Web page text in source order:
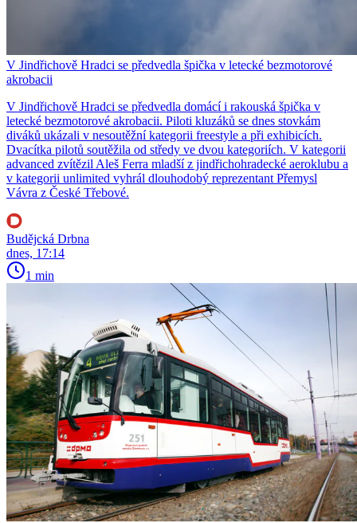
V Jindřichově Hradci se předvedla špička v letecké bezmotorové
akrobacii
V Jindřichově Hradci se předvedla domácí i rakouská špička v
letecké bezmotorové akrobacii. Piloti kluzáků se dnes stovkám
diváků ukázali v nesoutěžní kategorii freestyle a při exhibicích.
Dvacítka pilotů soutěžila od středy ve dvou kategoriích. V kategorii
advanced zvítězil Aleš Ferra mladší z jindřichohradecké aeroklubu a
v kategorii unlimited vyhrál dlouhodobý reprezentant Přemysl
Vávra z České Třebové.
Budějcká Drbna
dnes, 17:14
1 min